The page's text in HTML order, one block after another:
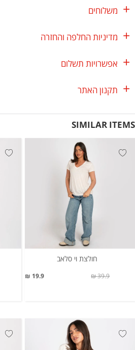
משלוחים
מדיניות החלפה והחזרה
אפשרויות תשלום
תקנון האתר
SIMILAR ITEMS
חולצת וי סלאב
19.9 ₪ 39.9 ₪